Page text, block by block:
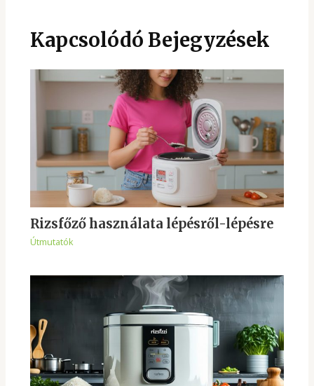
Kapcsolódó Bejegyzések
Rizsfőző használata lépésről-lépésre
Útmutatók